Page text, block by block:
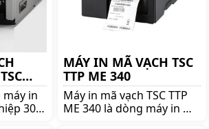
máy in
300
MÁY IN MÃ VẠCH TSC
TTP ME 340
Máy in mã vạch TSC TTP
ME 340 là dòng máy in mã